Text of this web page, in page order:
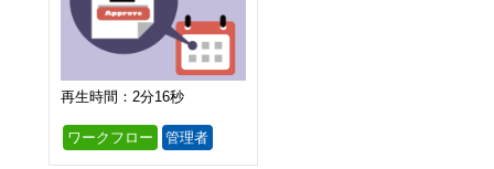
再生時間：2分16秒
ワークフロー 管理者